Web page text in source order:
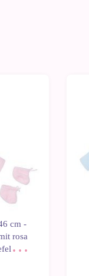
cm -
rosa